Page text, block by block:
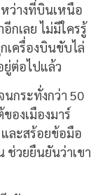
ว่างที่บินเหนือ
กเลย ไม่มีใครรู้
เครื่องบินขับไล่
ยู่ต่อไปแล้ว
กระทั่งกว่า 50
องเมืองมาร์
ละสร้อยข้อมือ
วยยืนยันว่าเขา